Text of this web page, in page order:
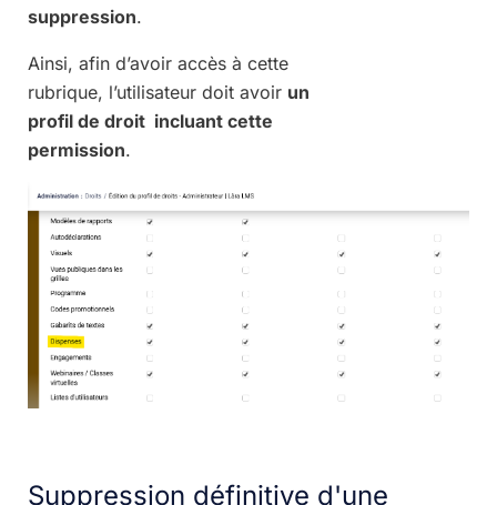
suppression.
Ainsi, afin d’avoir accès à cette
rubrique, l’utilisateur doit avoir un
profil de droit incluant cette
permission.
Suppression définitive d'une